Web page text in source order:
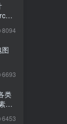
8094
6693
类
材
6453